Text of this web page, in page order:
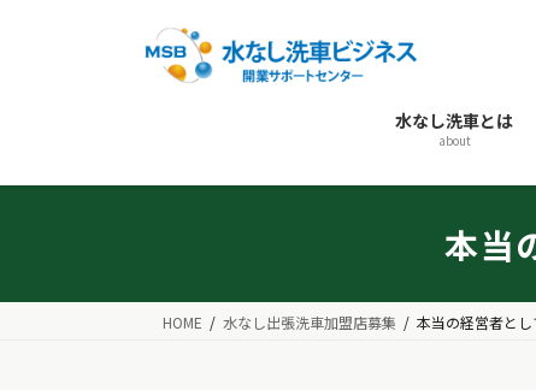
ス
ン
水なし洗車とは
about
本当
HOME 水なし出張洗車加盟店募集 本当の経営者と